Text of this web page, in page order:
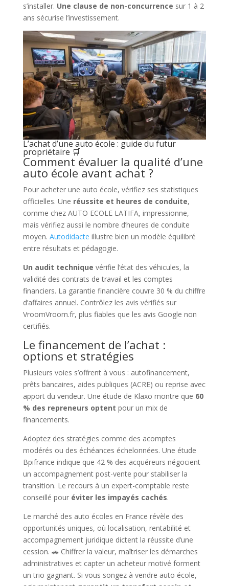
s’installer. Une clause de non-concurrence sur 1 à 2
ans sécurise l’investissement.
L’achat d’une auto école : guide du futur
propriétaire 🛒
Comment évaluer la qualité d’une
auto école avant achat ?
Pour acheter une auto école, vérifiez ses statistiques
officielles. Une réussite et heures de conduite,
comme chez AUTO ECOLE LATIFA, impressionne,
mais vérifiez aussi le nombre d’heures de conduite
moyen. Autodidacte illustre bien un modèle équilibré
entre résultats et pédagogie.
Un audit technique vérifie l’état des véhicules, la
validité des contrats de travail et les comptes
financiers. La garantie financière couvre 30 % du chiffre
d’affaires annuel. Contrôlez les avis vérifiés sur
VroomVroom.fr, plus fiables que les avis Google non
certifiés.
Le financement de l’achat :
options et stratégies
Plusieurs voies s’offrent à vous : autofinancement,
prêts bancaires, aides publiques (ACRE) ou reprise avec
apport du vendeur. Une étude de Klaxo montre que 60
% des repreneurs optent pour un mix de
financements.
Adoptez des stratégies comme des acomptes
modérés ou des échéances échelonnées. Une étude
Bpifrance indique que 42 % des acquéreurs négocient
un accompagnement post-vente pour stabiliser la
transition. Le recours à un expert-comptable reste
conseillé pour éviter les impayés cachés.
Le marché des auto écoles en France révèle des
opportunités uniques, où localisation, rentabilité et
accompagnement juridique dictent la réussite d’une
cession. 🚗 Chiffrer la valeur, maîtriser les démarches
administratives et capter un acheteur motivé forment
un trio gagnant. Si vous songez à vendre auto école,